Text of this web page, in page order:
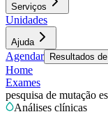
Serviços
Unidades
Ajuda
Agendar Resultados
Home
Exames
pesquisa de mutação
Análises clínicas